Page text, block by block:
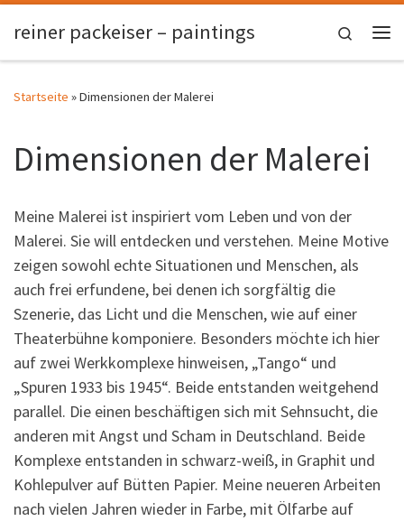
Zum Inhalt springen
reiner packeiser – paintings
Search
Startseite »Dimensionen der Malerei
Dimensionen der Malerei
Meine Malerei ist inspiriert vom Leben und von der
Malerei. Sie will entdecken und verstehen. Meine Motive
zeigen sowohl echte Situationen und Menschen, als
auch frei erfundene, bei denen ich sorgfältig die
Szenerie, das Licht und die Menschen, wie auf einer
Theaterbühne komponiere. Besonders möchte ich hier
auf zwei Werkkomplexe hinweisen, „Tango“ und
„Spuren 1933 bis 1945“. Beide entstanden weitgehend
parallel. Die einen beschäftigen sich mit Sehnsucht, die
anderen mit Angst und Scham in Deutschland. Beide
Komplexe entstanden in schwarz-weiß, in Graphit und
Kohlepulver auf Bütten Papier. Meine neueren Arbeiten
nach vielen Jahren wieder in Farbe, mit Ölfarbe auf